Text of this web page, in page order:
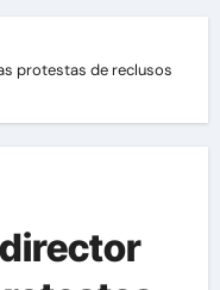
protestas de reclusos